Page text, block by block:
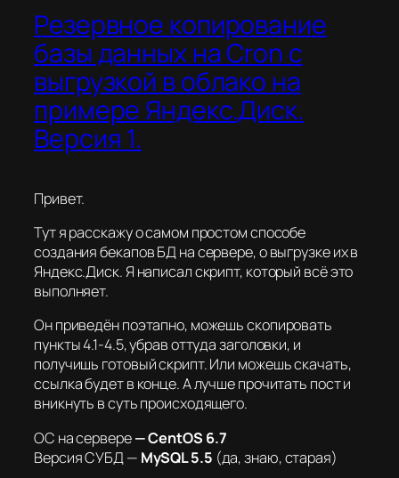
Резервное копирование
базы данных на Cron с
выгрузкой в облако на
примере Яндекс.Диск.
Версия 1.
Привет.
Тут я расскажу о самом простом способе
создания бекапов БД на сервере, о выгрузке их в
Яндекс.Диск. Я написал скрипт, который всё это
выполняет.
Он приведён поэтапно, можешь скопировать
пункты 4.1-4.5, убрав оттуда заголовки, и
получишь готовый скрипт. Или можешь скачать,
ссылка будет в конце. А лучше прочитать пост и
вникнуть в суть происходящего.
ОС на сервере— CentOS 6.7
Версия СУБД — MySQL 5.5 (да, знаю, старая)